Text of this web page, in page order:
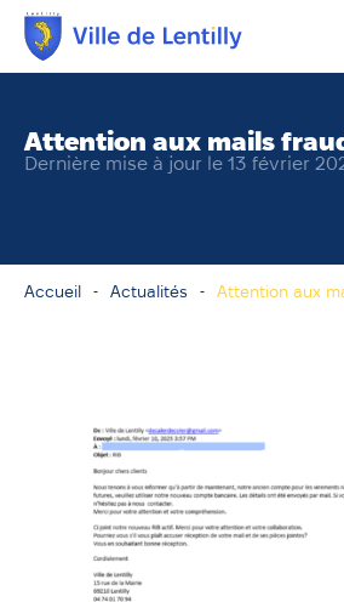
Attention aux mails
Dernière mise à jour le 13 février
Accueil Actualités Attention aux
Votre mairie
Publications